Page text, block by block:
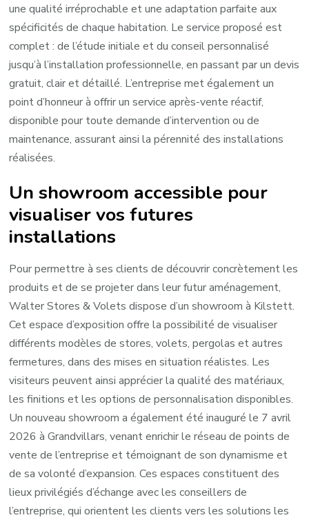
une qualité irréprochable et une adaptation parfaite aux
spécificités de chaque habitation. Le service proposé est
complet : de l’étude initiale et du conseil personnalisé
jusqu’à l’installation professionnelle, en passant par un devis
gratuit, clair et détaillé. L’entreprise met également un
point d’honneur à offrir un service après-vente réactif,
disponible pour toute demande d’intervention ou de
maintenance, assurant ainsi la pérennité des installations
réalisées.
Un showroom accessible pour
visualiser vos futures
installations
Pour permettre à ses clients de découvrir concrètement les
produits et de se projeter dans leur futur aménagement,
Walter Stores & Volets dispose d’un showroom à Kilstett.
Cet espace d’exposition offre la possibilité de visualiser
différents modèles de stores, volets, pergolas et autres
fermetures, dans des mises en situation réalistes. Les
visiteurs peuvent ainsi apprécier la qualité des matériaux,
les finitions et les options de personnalisation disponibles.
Un nouveau showroom a également été inauguré le 7 avril
2026 à Grandvillars, venant enrichir le réseau de points de
vente de l’entreprise et témoignant de son dynamisme et
de sa volonté d’expansion. Ces espaces constituent des
lieux privilégiés d’échange avec les conseillers de
l’entreprise, qui orientent les clients vers les solutions les